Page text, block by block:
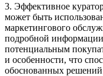
3. Эффективное
может быть
маркетингового
подробной информации
потенциальным
и особенности, что
обоснованных